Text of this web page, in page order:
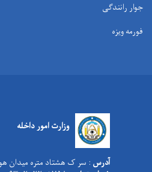
جوار رانندگی
فورمه ویزه
وزارت امور داخله
آدرس : سر ک هشتاد متره میدان